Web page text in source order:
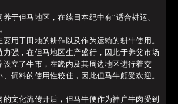
于但马地区，在续日本纪中有“适合耕运、
用于田地的耕作以及作为运输的耕牛使用。
力强，在但马地区生产盛行，因此于养父市场
设立了牛市，在畿内及其周边地区进行着交
饲料的使用性较佳，因此但马牛颇受欢迎。
文化流传开后，但马牛便作为神户牛肉受到